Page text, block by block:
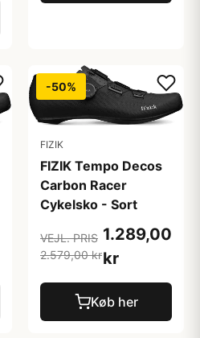
-50%
FIZIK
FIZIK Tempo Decos
Carbon Racer
Cykelsko - Sort
VEJL. PRIS
2.579,00 kr
1.289,00
kr
Køb her